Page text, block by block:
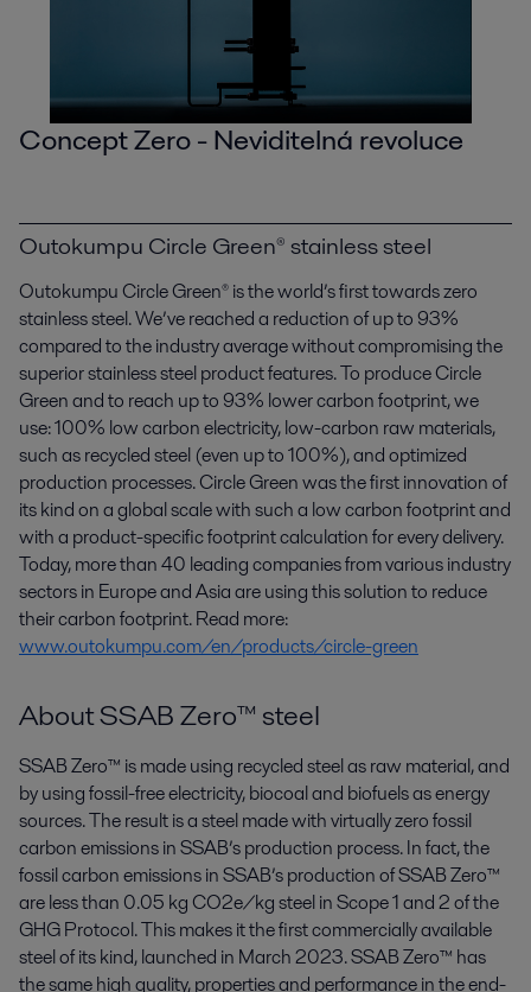
Concept Zero - Neviditelná revoluce
Outokumpu Circle Green® stainless steel
Outokumpu Circle Green® is the world’s first towards zero
stainless steel. We’ve reached a reduction of up to 93%
compared to the industry average without compromising the
superior stainless steel product features. To produce Circle
Green and to reach up to 93% lower carbon footprint, we
use: 100% low carbon electricity, low-carbon raw materials,
such as recycled steel (even up to 100%), and optimized
production processes. Circle Green was the first innovation of
its kind on a global scale with such a low carbon footprint and
with a product-specific footprint calculation for every delivery.
Today, more than 40 leading companies from various industry
sectors in Europe and Asia are using this solution to reduce
their carbon footprint. Read more:
www.outokumpu.com/en/products/circle-green
About SSAB Zero™ steel
SSAB Zero™ is made using recycled steel as raw material, and
by using fossil-free electricity, biocoal and biofuels as energy
sources. The result is a steel made with virtually zero fossil
carbon emissions in SSAB’s production process. In fact, the
fossil carbon emissions in SSAB’s production of SSAB Zero™
are less than 0.05 kg CO2e/kg steel in Scope 1 and 2 of the
GHG Protocol. This makes it the first commercially available
steel of its kind, launched in March 2023. SSAB Zero™ has
the same high quality, properties and performance in the end-